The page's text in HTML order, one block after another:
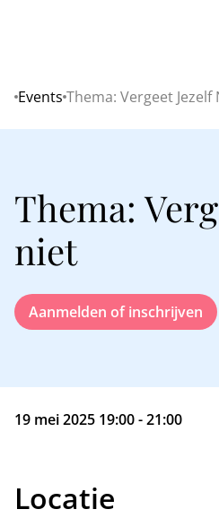
Home
Events Thema: Vergeet Jezelf
Thema:
niet
Aanmelden of inschrijven
19 mei 2025 19:00 - 21:00
Locatie